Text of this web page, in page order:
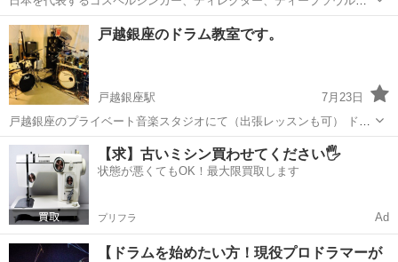
アメリカ音楽に造詣が深い 森崎ベラさんを指導者にお迎えし月二回レ
ッスンをしているゴスペルチームです。 少人数で他では無いようなき
めの細かい指導をしてもらい...
東京 品川区 西小山駅 少人数
戸越銀座のドラム教室です。
戸越銀座駅
7月23日
戸越銀座のプライベート音楽スタジオにて（出張レッスンも可） ドラ
ムを2台使用。 視覚と聴覚を最大限に生かし、その場で直感的に分か
りやすいレッスンが可能です。 ⭐️ドラムを始める理由⭐️ 先ずは、ドラ
ムを体験してみたい。...
東京 品川区 戸越銀座駅 ドラム レッスン
【求】古いミシン買わせてください🖐️
状態が悪くてもOK！最大限買取します
プリフラ Ad
【ドラムを始めたい方！現役プロドラマーが